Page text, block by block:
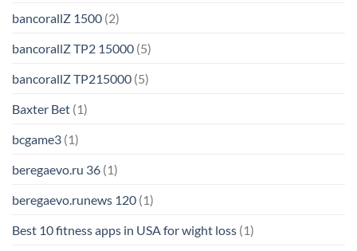
bancorallZ 1500 (2)
bancorallZ TP2 15000 (5)
bancorallZ TP215000 (5)
Baxter Bet (1)
bcgame3 (1)
beregaevo.ru 36 (1)
beregaevo.runews 120 (1)
Best 10 fitness apps in USA for wight loss (1)